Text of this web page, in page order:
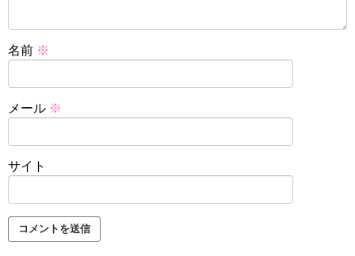
名前 ※
メール ※
サイト